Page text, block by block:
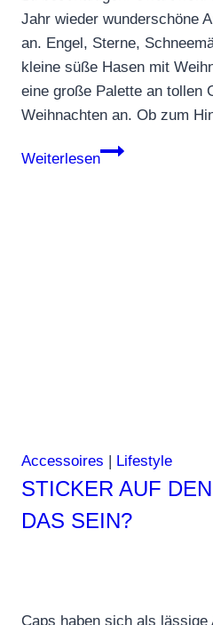
Jahr wieder wunderschöne
an. Engel, Sterne,
kleine süße Hasen mit
eine große Palette an tollen
Weihnachten an. Ob zum
Weiterlesen
Weihnachten
Accessoires | Lifestyle
STICKER AUF
DAS SEIN?
Caps haben sich als